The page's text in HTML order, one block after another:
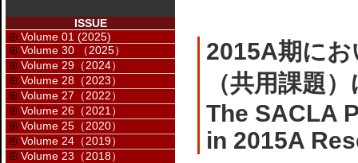
2015A期に
（共用課題
The SACLA
in 2015A
ISSUE
Volume 01 (2025)
Volume 30 （2025）
Volume 29（2024）
Volume 28（2023）
Volume 27（2022）
Volume 26（2021）
Volume 25（2020）
Volume 24（2019）
Volume 23（2018）